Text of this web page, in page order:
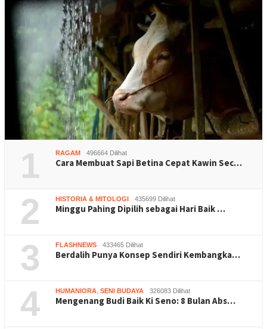
1 RAGAM 496664 Dilihat
Cara Membuat Sapi Betina Cepat Kawin Sec…
2 HISTORIA & MITOLOGI 435699 Dilihat
Minggu Pahing Dipilih sebagai Hari Baik …
3 FLASHNEWS 433465 Dilihat
Berdalih Punya Konsep Sendiri Kembangka…
4 HUMANIORA SENI BUDAYA 326083 Dilihat
Mengenang Budi Baik Ki Seno: 8 Bulan Abs…